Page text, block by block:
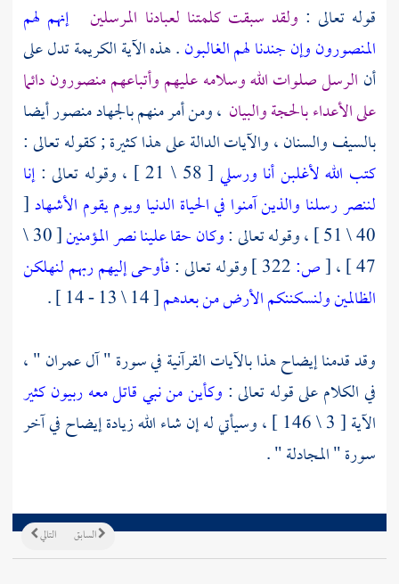
قوله تعالى : ولقد سبقت كلمتنا لعبادنا المرسلين
إنهم لهم
المنصورونوإن جندنا لهم الغالبون. هذه الآية الكريمة تدل على
أن الرسل صلوات الله وسلامه عليهم وأتباعهم منصورون دائما
على الأعداء بالحجة والبيان ، ومن أمر منهم بالجهاد منصور أيضا
بالسيف والسنان ، والآيات الدالة على هذا كثيرة ; كقوله تعالى :
كتب الله لأغلبن أنا ورسلي [ 58 \ 21 ] ، وقوله تعالى :
إنا
لننصر رسلنا والذين آمنوا في الحياة الدنيا ويوم يقوم الأشهاد[
40 \ 51 ] ، وقوله تعالى :
وكان حقا علينا نصر المؤمنين
[ 30 \
47 ] ،
[ص: وقوله تعالى :فأوحى إليهم ربهم لنهلكن
الظالمينولنسكننكم الأرض من بعدهم[ 14 \ 13 - 14 ] .
وقد قدمنا إيضاح هذا بالآيات القرآنية في سورة " آل عمران " ،
في الكلام على قوله تعالى : وكأين من نبي قاتل معه ربيون كثير
الآية [ 3 \ 146 ] ، وسيأتي له إن شاء الله زيادة إيضاح في آخر
سورة " المجادلة " .
التالي السابق